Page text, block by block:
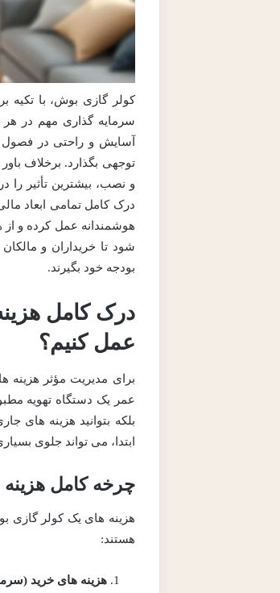
کولر گازی بوش، با تکیه
سرمایه گذاری مهم در
آسایش و راحتی در فصول
توجهی بگذارد. برخلاف
و نصب، بیشترین تأثیر را
درک کامل تمامی ابعاد
هوشمندانه عمل کرده و از
شود تا خریداران و
بودجه خود بگیرند.
درک کامل
عمل کنیم؟
برای مدیریت مؤثر هزینه
عمر یک دستگاه تهویه
بلکه بتوانید هزینه های
ابتدا، می تواند جلوی
چرخه کامل هزینه
هزینه های یک کولر گازی
هستند:
هزینه های خرید